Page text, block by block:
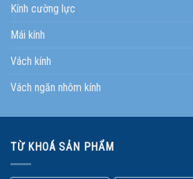
Kính cường lực
Mái kính
Vách kính
Vách ngăn nhôm kính
TỪ KHOÁ SẢN PHẨM